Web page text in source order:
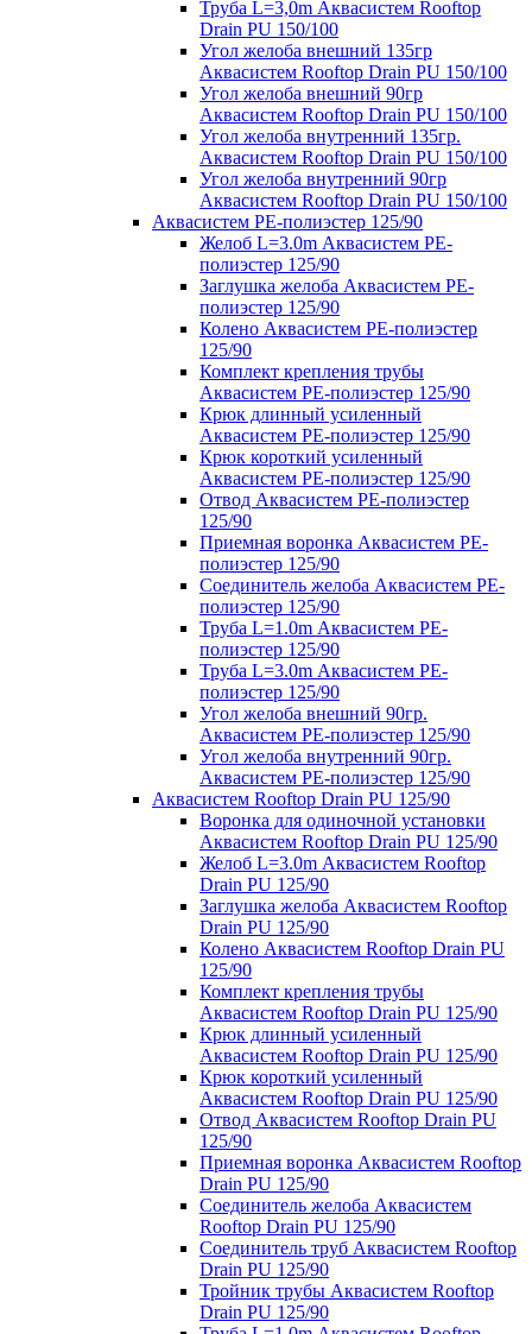
Труба L=3,0m Аквасистем Rooftop
Drain PU 150/100
Угол желоба внешний 135гр
Аквасистем Rooftop Drain PU 150/100
Угол желоба внешний 90гр
Аквасистем Rooftop Drain PU 150/100
Угол желоба внутренний 135гр.
Аквасистем Rooftop Drain PU 150/100
Угол желоба внутренний 90гр
Аквасистем Rooftop Drain PU 150/100
Аквасистем PE-полиэстер 125/90
Желоб L=3.0m Аквасистем PE-
полиэстер 125/90
Заглушка желоба Аквасистем PE-
полиэстер 125/90
Колено Аквасистем PE-полиэстер
125/90
Комплект крепления трубы
Аквасистем PE-полиэстер 125/90
Крюк длинный усиленный
Аквасистем PE-полиэстер 125/90
Крюк короткий усиленный
Аквасистем PE-полиэстер 125/90
Отвод Аквасистем РЕ-полиэстер
125/90
Приемная воронка Аквасистем PE-
полиэстер 125/90
Соединитель желоба Аквасистем PE-
полиэстер 125/90
Труба L=1.0m Аквасистем PE-
полиэстер 125/90
Труба L=3.0m Аквасистем PE-
полиэстер 125/90
Угол желоба внешний 90гр.
Аквасистем PE-полиэстер 125/90
Угол желоба внутренний 90гр.
Аквасистем PE-полиэстер 125/90
Аквасистем Rooftop Drain PU 125/90
Воронка для одиночной установки
Аквасистем Rooftop Drain PU 125/90
Желоб L=3.0m Аквасистем Rooftop
Drain PU 125/90
Заглушка желоба Аквасистем Rooftop
Drain PU 125/90
Колено Аквасистем Rooftop Drain PU
125/90
Комплект крепления трубы
Аквасистем Rooftop Drain PU 125/90
Крюк длинный усиленный
Аквасистем Rooftop Drain PU 125/90
Крюк короткий усиленный
Аквасистем Rooftop Drain PU 125/90
Отвод Аквасистем Rooftop Drain PU
125/90
Приемная воронка Аквасистем Rooftop
Drain PU 125/90
Соединитель желоба Аквасистем
Rooftop Drain PU 125/90
Соединитель труб Аквасистем Rooftop
Drain PU 125/90
Тройник трубы Аквасистем Rooftop
Drain PU 125/90